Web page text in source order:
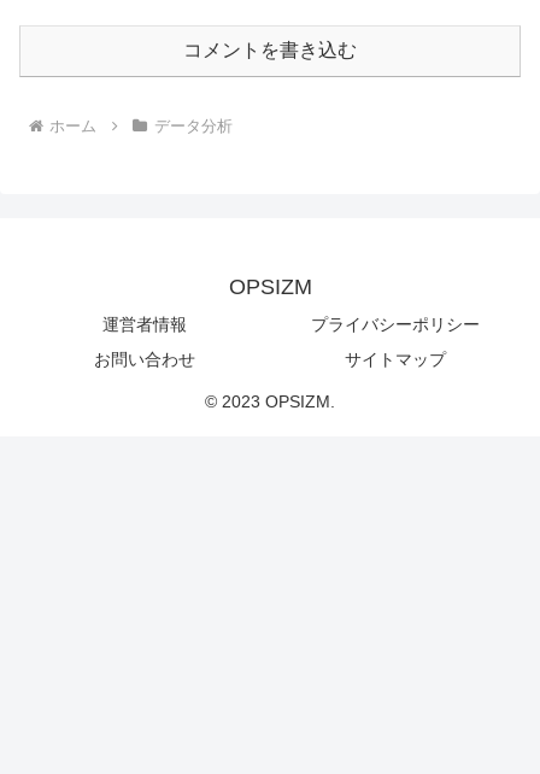
コメントを書き込む
ホーム データ分析
OPSIZM
運営者情報
プライバシーポリシー
お問い合わせ
サイトマップ
© 2023 OPSIZM.